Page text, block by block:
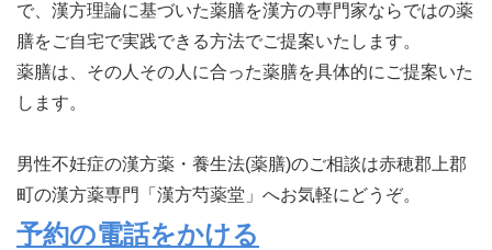
で、漢方理論に基づいた薬膳を漢方の専門家ならではの薬
膳をご自宅で実践できる方法でご提案いたします。
薬膳は、その人その人に合った薬膳を具体的にご提案いた
します。
男性不妊症の漢方薬・養生法(薬膳)のご相談は赤穂郡上郡
町の漢方薬専門「漢方芍薬堂」へお気軽にどうぞ。
予約の電話をかける